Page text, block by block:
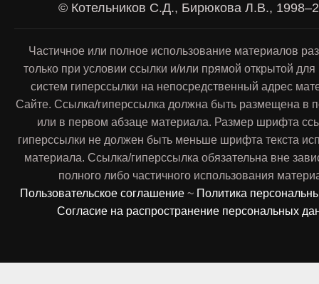
© Котельников С.Д., Бирюкова Л.В.,
Частичное или полное использование материалов
только при условии ссылки и/или прямой открытой
систем гиперссылки на непосредственный адрес
Сайте. Ссылка/гиперссылка должна быть размещена в
или в первом абзаце материала. Размер шрифта
гиперссылки не должен быть меньше шрифта текста
материала. Ссылка/гиперссылка обязательна вне
полного либо частичного использования
Пользовательское соглашение ~ Политика
Согласие на распространение персональных